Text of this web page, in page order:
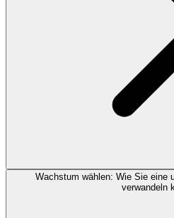
Wachstum wählen: Wie Sie eine
verwandeln